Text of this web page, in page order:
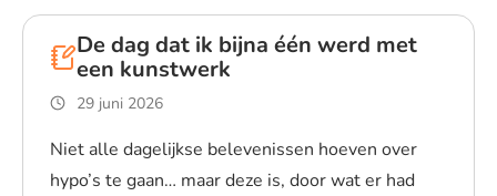
De dag dat ik bijna één werd met
een kunstwerk
29 juni 2026
Niet alle dagelijkse belevenissen hoeven over
hypo’s te gaan… maar deze is, door wat er had